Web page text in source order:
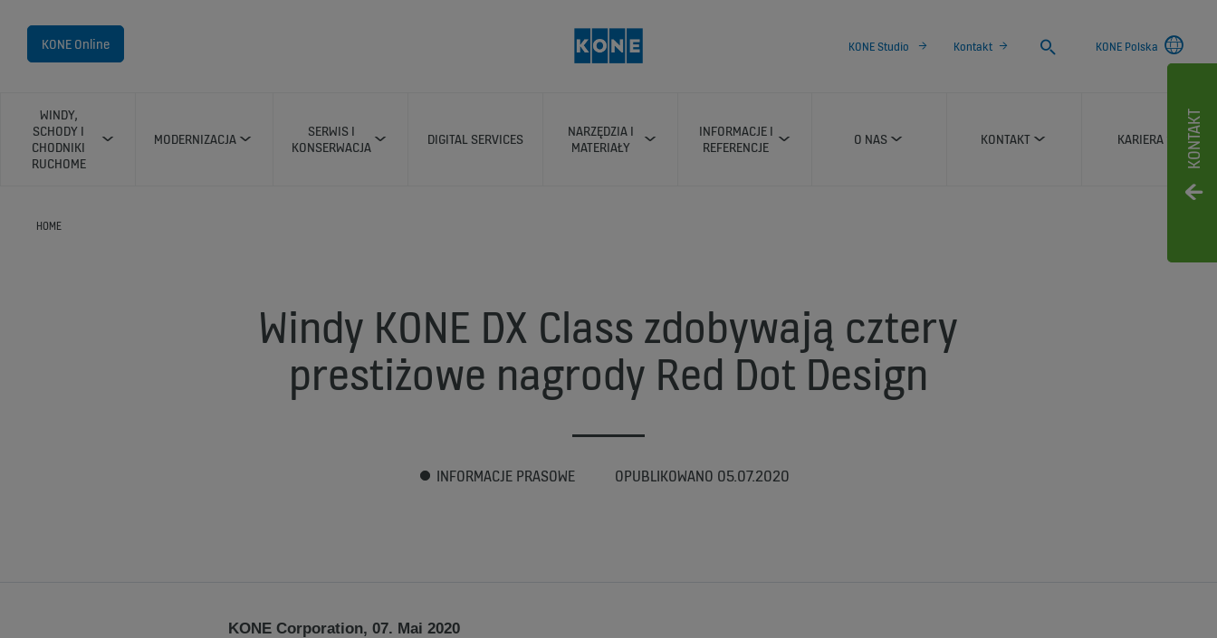
KONTAKT
KONE Online KONE Studio Kontakt
Search
KONE Polska
WINDY,
SCHODY I
CHODNIKI
RUCHOME
MODERNIZACJA
SERWIS I
KONSERWACJA
DIGITAL SERVICES
NARZĘDZIA I
MATERIAŁY
INFORMACJE I
REFERENCJE
O NAS KONTAKT KARIERA
HOME
Windy KONE DX Class zdobywają cztery
prestiżowe nagrody Red Dot Design
INFORMACJE PRASOWE OPUBLIKOWANO 05.07.2020
KONE Corporation, 07. Mai 2020